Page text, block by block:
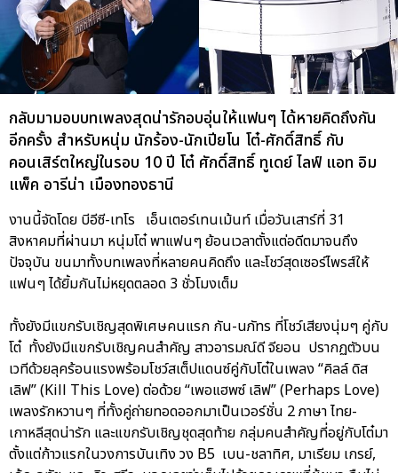
กลับมามอบบทเพลงสุดน่ารักอบอุ่นให้แฟนๆ ได้หายคิดถึงกัน
อีกครั้ง สำหรับหนุ่ม นักร้อง-นักเปียโน โต๋-ศักดิ์สิทธิ์ กับ
คอนเสิร์ตใหญ่ในรอบ 10 ปี โต๋ ศักดิ์สิทธิ์ ทูเดย์ ไลฟ์ แอท อิม
แพ็ค อารีน่า เมืองทองธานี
งานนี้จัดโดย บีอีซี-เทโร เอ็นเตอร์เทนเม้นท์ เมื่อวันเสาร์ที่ 31
สิงหาคมที่ผ่านมา หนุ่มโต๋ พาแฟนๆ ย้อนเวลาตั้งแต่อดีตมาจนถึง
ปัจจุบัน ขนมาทั้งบทเพลงที่หลายคนคิดถึง และโชว์สุดเซอร์ไพรส์ให้
แฟนๆ ได้ยิ้มกันไม่หยุดตลอด 3 ชั่วโมงเต็ม
ทั้งยังมีแขกรับเชิญสุดพิเศษคนแรก กัน-นภัทร ที่โชว์เสียงนุ่มๆ คู่กับ
โต๋ ทั้งยังมีแขกรับเชิญคนสำคัญ สาวอารมณ์ดี จียอน ปรากฏตัวบน
เวทีด้วยลุคร้อนแรงพร้อมโชว์สเต็ปแดนซ์คู่กับโต๋ในเพลง “คิลล์ ดิส
เลิฟ” (Kill This Love) ต่อด้วย “เพอแฮพซ์ เลิฟ” (Perhaps Love)
เพลงรักหวานๆ ที่ทั้งคู่ถ่ายทอดออกมาเป็นเวอร์ชั่น 2 ภาษา ไทย-
เกาหลีสุดน่ารัก และแขกรับเชิญชุดสุดท้าย กลุ่มคนสำคัญที่อยู่กับโต๋มา
ตั้งแต่ก้าวแรกในวงการบันเทิง วง B5 เบน-ชลาทิศ, มาเรียม เกรย์,